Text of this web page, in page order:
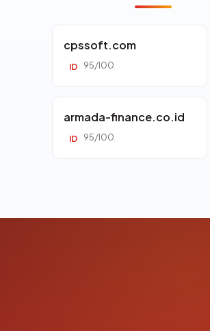
cpssoft.com
ID 95/100
armada-finance.co.id
ID 95/100